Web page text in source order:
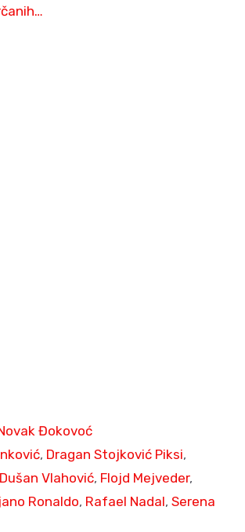
Đokovoć
, Dragan Stojković Piksi,
Dušan Vlahović, Flojd Mejveder,
Ronaldo, Rafael Nadal, Serena